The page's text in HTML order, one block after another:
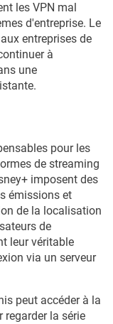
les VPN mal
d'entreprise. Le
entreprises de
à
une
pour les
de streaming
imposent des
émissions et
de la localisation
de
leur véritable
via un serveur
peut accéder à la
la série